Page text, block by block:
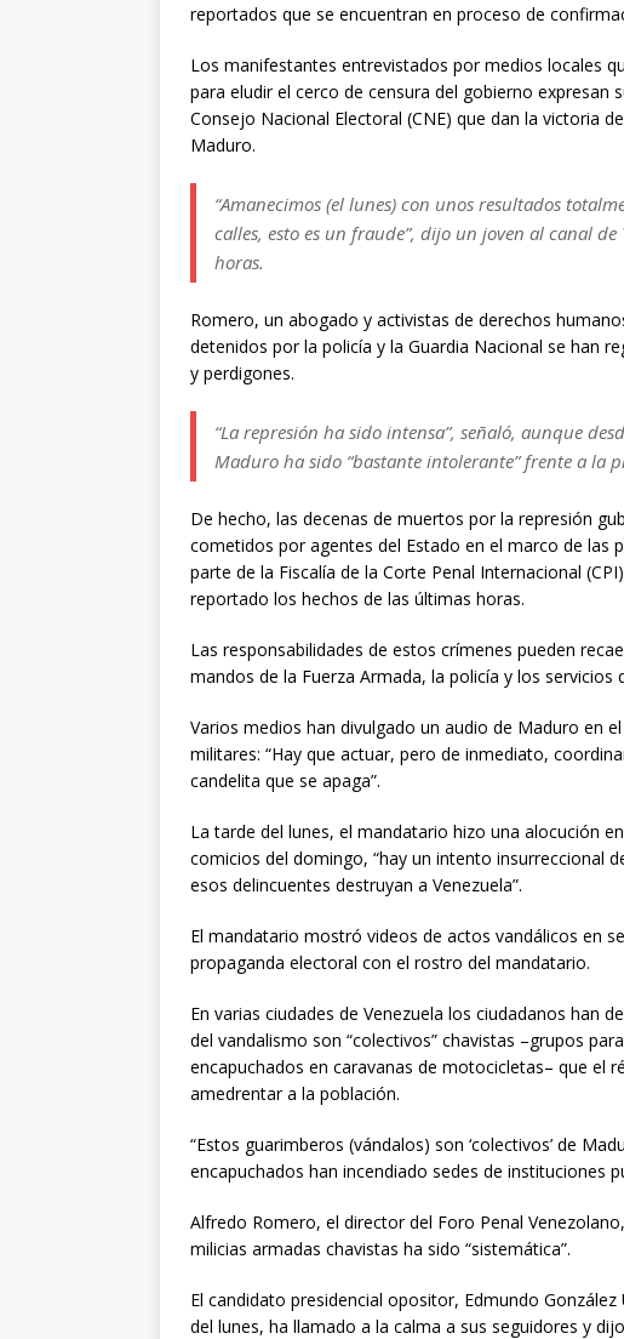
reportados que se encuentran en proceso de
Los manifestantes entrevistados por medios locales
para eludir el cerco de censura del gobierno expresan
Consejo Nacional Electoral (CNE) que dan la victoria
Maduro.
“Amanecimos (el lunes) con unos resultados
calles, esto es un fraude”, dijo un joven al canal
horas.
Romero, un abogado y activistas de derechos
detenidos por la policía y la Guardia Nacional se han
y perdigones.
“La represión ha sido intensa”, señaló, aunque
Maduro ha sido “bastante intolerante” frente a la
De hecho, las decenas de muertos por la represión
cometidos por agentes del Estado en el marco de
parte de la Fiscalía de la Corte Penal Internacional
reportado los hechos de las últimas horas.
Las responsabilidades de estos crímenes pueden
mandos de la Fuerza Armada, la policía y los servicios
Varios medios han divulgado un audio de Maduro en
militares: “Hay que actuar, pero de inmediato,
candelita que se apaga”.
La tarde del lunes, el mandatario hizo una alocución
comicios del domingo, “hay un intento insurreccional
esos delincuentes destruyan a Venezuela”.
El mandatario mostró videos de actos vandálicos en
propaganda electoral con el rostro del mandatario.
En varias ciudades de Venezuela los ciudadanos han
del vandalismo son “colectivos” chavistas –grupos
encapuchados en caravanas de motocicletas– que el
amedrentar a la población.
“Estos guarimberos (vándalos) son ‘colectivos’ de
encapuchados han incendiado sedes de instituciones
Alfredo Romero, el director del Foro Penal
milicias armadas chavistas ha sido “sistemática”.
El candidato presidencial opositor, Edmundo
del lunes, ha llamado a la calma a sus seguidores y